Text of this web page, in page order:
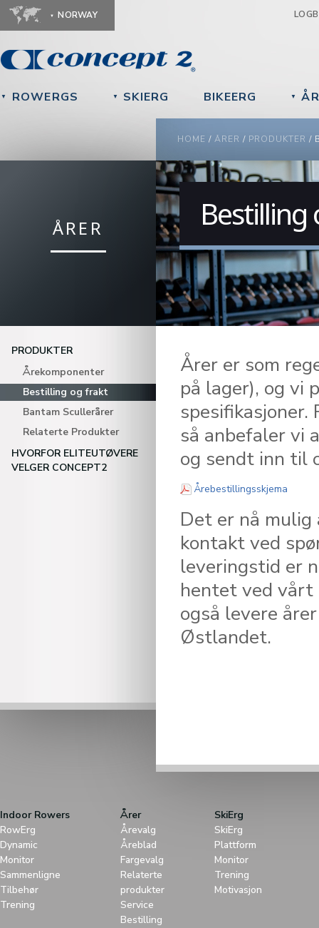
NORWAY
▼ ROWERGS ▼ SKIERG BIKEERG ▼
YOU ARE HERE
HOME / ÅRER / PRODUKTER /
ÅRER
PRODUKTER
Årekomponenter
Bestilling og frakt
Bantam Scullerårer
Relaterte Produkter
HVORFOR ELITEUTØVERE
VELGER CONCEPT2
Årer er som
på lager), og vi
spesifikasjoner.
så anbefaler vi
og sendt inn til
Årebestillingsskjema
Det er nå
kontakt ved
leveringstid er
hentet ved vårt
også levere
Østlandet.
Indoor Rowers
RowErg
Dynamic
Monitor
Sammenligne
Tilbehør
Trening
Årer
Årevalg
Åreblad
Fargevalg
Relaterte
produkter
Service
Bestilling
SkiErg
SkiErg
Plattform
Monitor
Trening
Motivasjon